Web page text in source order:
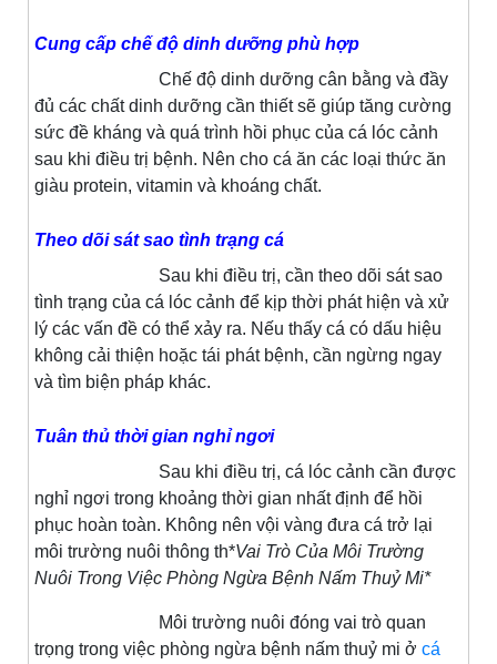
Cung cấp chế độ dinh dưỡng phù hợp
Chế độ dinh dưỡng cân bằng và đầy
đủ các chất dinh dưỡng cần thiết sẽ giúp tăng cường
sức đề kháng và quá trình hồi phục của cá lóc cảnh
sau khi điều trị bệnh. Nên cho cá ăn các loại thức ăn
giàu protein, vitamin và khoáng chất.
Theo dõi sát sao tình trạng cá
Sau khi điều trị, cần theo dõi sát sao
tình trạng của cá lóc cảnh để kịp thời phát hiện và xử
lý các vấn đề có thể xảy ra. Nếu thấy cá có dấu hiệu
không cải thiện hoặc tái phát bệnh, cần ngừng ngay
và tìm biện pháp khác.
Tuân thủ thời gian nghỉ ngơi
Sau khi điều trị, cá lóc cảnh cần được
nghỉ ngơi trong khoảng thời gian nhất định để hồi
phục hoàn toàn. Không nên vội vàng đưa cá trở lại
môi trường nuôi thông th*Vai Trò Của Môi Trường
Nuôi Trong Việc Phòng Ngừa Bệnh Nấm Thuỷ Mi*
Môi trường nuôi đóng vai trò quan
trọng trong việc phòng ngừa bệnh nấm thuỷ mi ở cá